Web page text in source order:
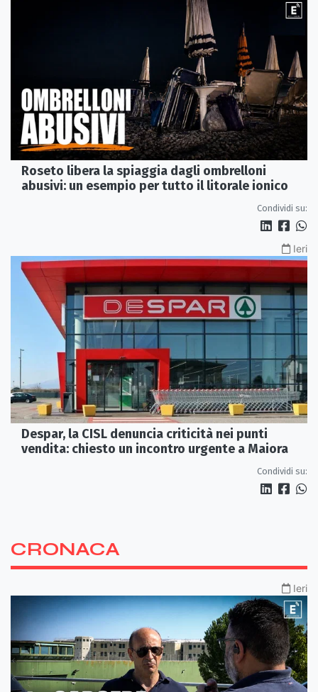
Roseto libera la spiaggia dagli ombrelloni
abusivi: un esempio per tutto il litorale ionico
Condividi su:
Ieri
Despar, la CISL denuncia criticità nei punti
vendita: chiesto un incontro urgente a Maiora
Condividi su:
CRONACA
Ieri